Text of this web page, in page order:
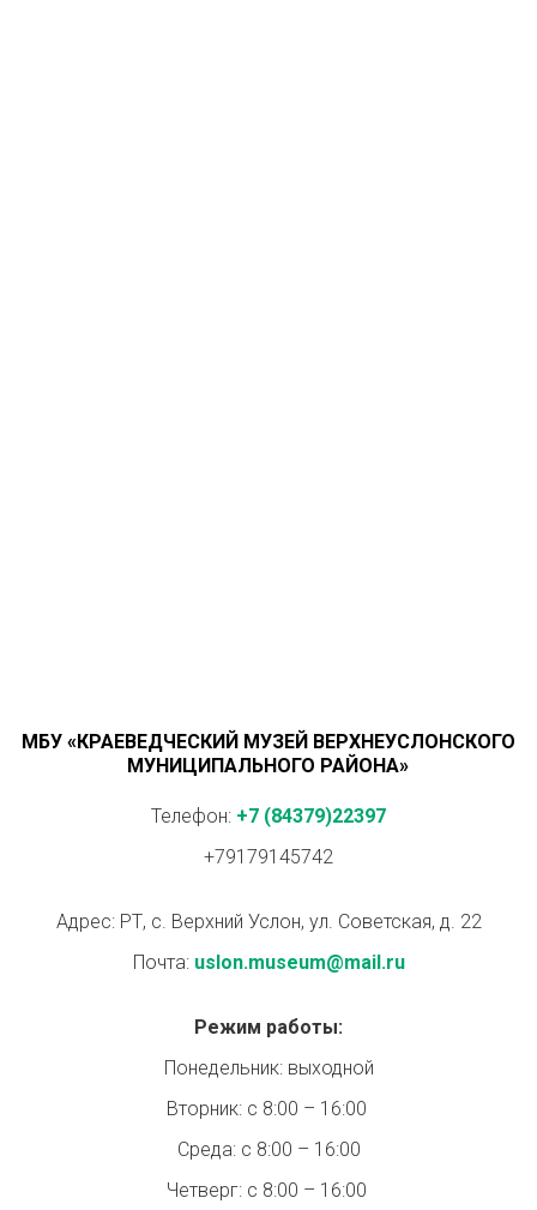
МБУ «КРАЕВЕДЧЕСКИЙ МУЗЕЙ ВЕРХНЕУСЛОНСКОГО
МУНИЦИПАЛЬНОГО РАЙОНА»
Телефон: +7 (84379)22397
+79179145742
Адрес: РТ, с. Верхний Услон, ул. Советская, д. 22
Почта: uslon.museum@mail.ru
Режим работы:
Понедельник: выходной
Вторник: с 8:00 – 16:00
Среда: с 8:00 – 16:00
Четверг: с 8:00 – 16:00